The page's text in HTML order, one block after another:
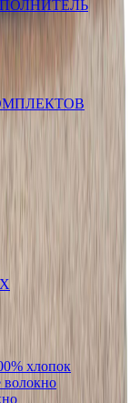
хлопок
волокно